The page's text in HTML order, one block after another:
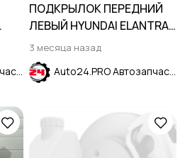
Auto24.PRO Автозапчасти
ПОДКРЫЛОК ПЕРЕДНИЙ
ЛЕВЫЙ HYUNDAI ELANTRA
VII (CN7) 2024-
3 месяца назад
Auto24.PRO Автозапчасти